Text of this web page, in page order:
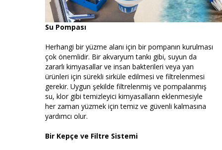
Su Pompası
Herhangi bir yüzme alanı için bir pompanın kurulması
çok önemlidir. Bir akvaryum tankı gibi, suyun da
zararlı kimyasallar ve insan bakterileri veya yan
ürünleri için sürekli sirküle edilmesi ve filtrelenmesi
gerekir. Uygun şekilde filtrelenmiş ve pompalanmış
su, klor gibi temizleyici kimyasalların eklenmesiyle
her zaman yüzmek için temiz ve güvenli kalmasına
yardımcı olur.
Bir Kepçe ve Filtre Sistemi